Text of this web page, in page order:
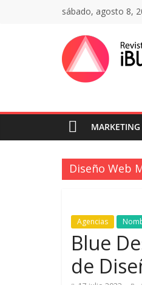
sábado, agosto 8,
iBlue
|
de
MARKETING
Diseño Web
Agencias
Blue
de